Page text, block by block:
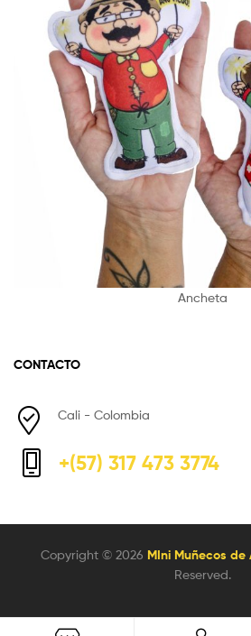
Ancheta
CONTACTO
Cali - Colombia
+(57) 317 473 3774
Copyright © 2026 MIni Muñecos de
Reserved.